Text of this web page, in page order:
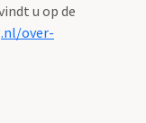
u op de
over-